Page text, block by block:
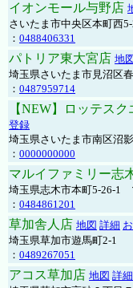
イオンモール与野店
さいたま市中央区本町西
： 0488406331
パトリア東大宮店 地図
埼玉県さいたま市見沼区
： 0487959714
【NEW】ロッテス
登録
埼玉県さいたま市南区沼
： 0000000000
マルイファミリー志
埼玉県志木市本町5-26-1
： 0484861201
草加舎人店 地図 詳細
埼玉県草加市遊馬町2-1
： 0489267051
アコス草加店 地図 詳細